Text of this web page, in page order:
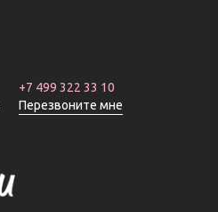
+7 499 322 33 10
Перезвоните мне